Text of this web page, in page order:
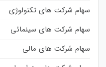
سهام شرکت های تکنولوژی
سهام شرکت های سینمائی
سهام شرکت های مالی